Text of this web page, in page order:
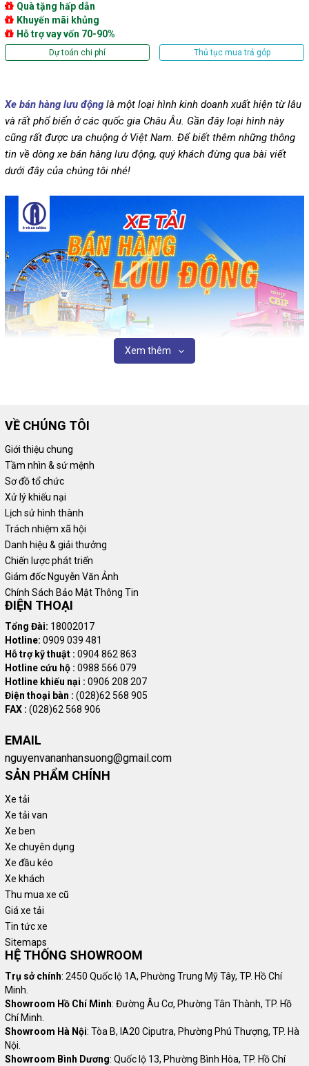
Quà tặng hấp dẫn
Khuyến mãi khủng
Hỗ trợ vay vốn 70-90%
Dự toán chi phí Thủ tục mua trả góp
Xe bán hàng lưu động là một loại hình kinh doanh xuất hiện từ lâu
và rất phổ biến ở các quốc gia Châu Âu. Gần đây loại hình này
cũng rất được ưa chuộng ở Việt Nam. Để biết thêm những thông
tin về dòng xe bán hàng lưu động, quý khách đừng qua bài viết
dưới đây của chúng tôi nhé!
Chuyên bán các loại xe bán hàng lưu động
Giới thiệu Xe bán hàng lưu động
Xe tải bán hàng lưu động là trào lưu trong ngành kinh doanh mới
ngày nay. Xe bán hàng lưu động là phương tiện siêu tiện lợi và hữu
dụng. Xe có thể phục vụ nhu cầu từ thức ăn nhanh, giải khát đến
bán hàng điện tử, đồ gia dụng,…
Ngoài ra, xe bán hàng lưu động còn có thể thay thế cho một cửa
hàng nhỏ bởi xe được trang bị các tiện ích phục vụ cho nhu cầu
sử dụng. Quý khách cũng có thể thay đổi địa điểm bất kỳ lúc nào
mà không cần phải mất nhiều thủ tục như thuê mặt bằng cửa
hàng.
Các xe bán hàng lưu động thường được thiết kế và trang bị đầy
đủ các thiết bị thiết yếu để bán hàng trực tiếp tại. Xe bán hàng lưu
động thường được lựa chọn và thay thế cho hình thức kinh doanh
truyền thống tại cửa hàng cố định.
Xem thêm: Giới thiệu các thương hiệu xe đầu kéo đầy đủ
Phân loại Xe bán hàng lưu động
Xe tải New Porter 150 của thương hiệu Hyundai
Khi nhắc đến xe bán hàng lưu động không thể không nhắc
đến dòng xe tải Hyundai New Porter 150. Trong đó xe tải
H150 thùng kín cánh dơi là mẫu xe thường được nhiều quý
khách lựa chọn nhất.
Xe tải Hyundai New Porter 150 mang trong mình thiết kế khá
thế, xe còn được trang bị hệ thống đèn halogen với khả
năng chiếu sáng vượt trội. Với hệ thống đèn này sẽ hỗ trợ
tăng tính an toàn khi di chuyển vào ban đêm cho xe.
Bên trong cabin của xe Hyundai New Porter 150 được trang
Xem thêm
VỀ CHÚNG TÔI
Giới thiệu chung
Tầm nhìn & sứ mệnh
Sơ đồ tổ chức
Xử lý khiếu nại
Lịch sử hình thành
Trách nhiệm xã hội
Danh hiệu & giải thưởng
Chiến lược phát triển
Giám đốc Nguyễn Văn Ảnh
Chính Sách Bảo Mật Thông Tin
ĐIỆN THOẠI
Tổng Đài: 18002017
Hotline: 0909 039 481
Hỗ trợ kỹ thuật : 0904 862 863
Hotline cứu hộ : 0988 566 079
Hotline khiếu nại : 0906 208 207
Điện thoại bàn : (028)62 568 905
FAX : (028)62 568 906
EMAIL
nguyenvananhansuong@gmail.com
SẢN PHẨM CHÍNH
Xe tải
Xe tải van
Xe ben
Xe chuyên dụng
Xe đầu kéo
Xe khách
Thu mua xe cũ
Giá xe tải
Tin tức xe
Sitemaps
HỆ THỐNG SHOWROOM
Trụ sở chính: 2450 Quốc lộ 1A, Phường Trung Mỹ Tây, TP. Hồ Chí
Minh.
Showroom Hồ Chí Minh: Đường Âu Cơ, Phường Tân Thành, TP. Hồ
Chí Minh.
Showroom Hà Nội: Tòa B, IA20 Ciputra, Phường Phú Thượng, TP. Hà
Nội.
Showroom Bình Dương: Quốc lộ 13, Phường Bình Hòa, TP. Hồ Chí